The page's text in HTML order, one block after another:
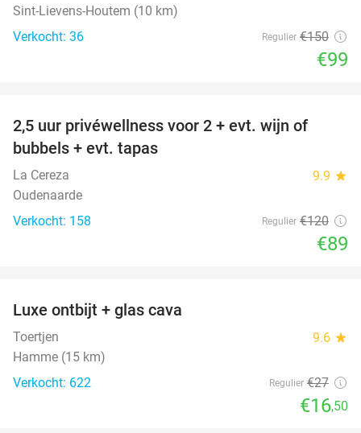
Sint-Lievens-Houtem (10 km)
Verkocht: 36
Regulier €150
€99
2,5 uur privéwellness voor 2 + evt. wijn of
bubbels + evt. tapas
La Cereza 9.9 star
Oudenaarde
Verkocht: 158
Regulier €120
€89
Luxe ontbijt + glas cava
Toertjen 9.6 star
Hamme (15 km)
Verkocht: 622
Regulier €27
€16,50